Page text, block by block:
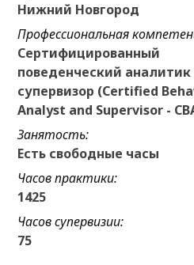
Нижний Новгород
Профессиональная
Сертифицированный
поведенческий аналитик
супервизор (Certified
Analyst and Supervisor -
Занятость:
Есть свободные часы
Часов практики:
1425
Часов супервизии:
75